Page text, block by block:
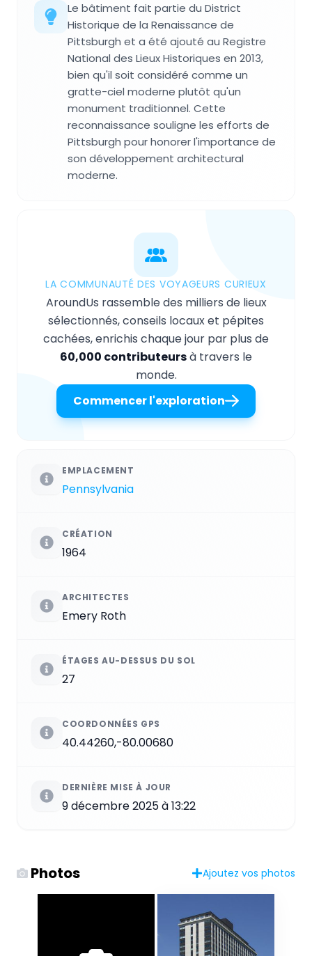
Le bâtiment fait partie du District
Historique de la Renaissance de
Pittsburgh et a été ajouté au Registre
National des Lieux Historiques en 2013,
bien qu'il soit considéré comme un
gratte-ciel moderne plutôt qu'un
monument traditionnel. Cette
reconnaissance souligne les efforts de
Pittsburgh pour honorer l'importance de
son développement architectural
moderne.
LA COMMUNAUTÉ DES VOYAGEURS CURIEUX
AroundUs rassemble des milliers de lieux
sélectionnés, conseils locaux et pépites
cachées, enrichis chaque jour par plus de
60,000 contributeursà travers le
monde.
Commencer l'exploration
EMPLACEMENT
Pennsylvania
CRÉATION
1964
ARCHITECTES
Emery Roth
ÉTAGES AU-DESSUS DU SOL
27
COORDONNÉES GPS
40.44260,-80.00680
DERNIÈRE MISE À JOUR
9 décembre 2025 à 13:22
Photos Ajoutez vos photos